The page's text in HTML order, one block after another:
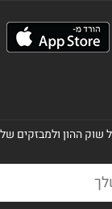
ההון ולמבזקים של